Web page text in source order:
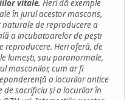
vitale. Heri dă exemple
în jurul acestor mascons,
de reproducere a
a incubatoarelor de pești
reproducere. Heri oferă, de
lumești, sau paranormale,
masconilor, cum ar fi
a locurilor antice
sacrificiu și a locurilor în